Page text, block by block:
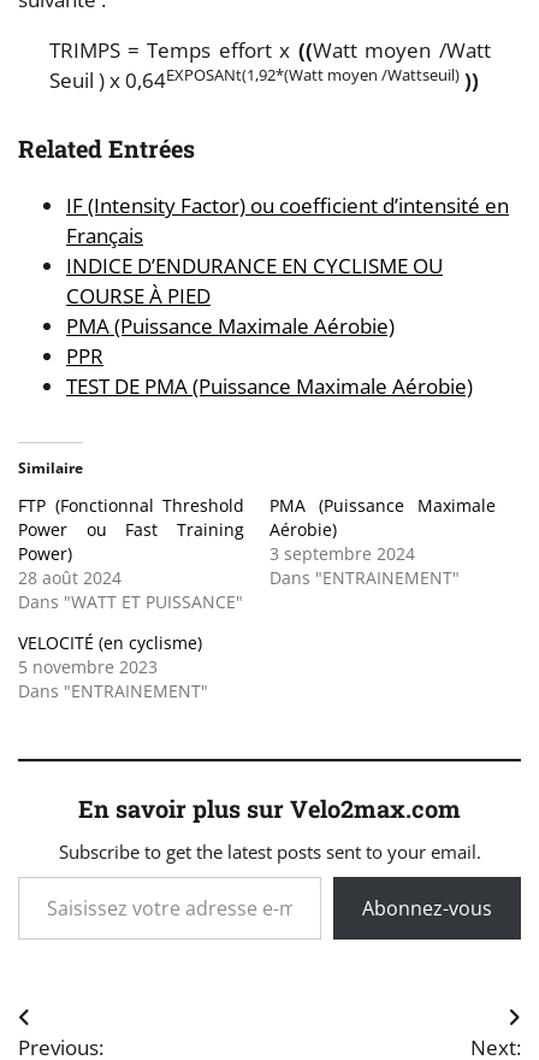
TRIMPS = Temps effort x ((Watt moyen /Watt
Seuil ) x 0,64EXPOSANt(1,92*(Watt moyen /Wattseuil)))
Related Entrées
IF (Intensity Factor) ou coefficient d’intensité en
Français
INDICE D’ENDURANCE EN CYCLISME OU
COURSE À PIED
PMA (Puissance Maximale Aérobie)
PPR
TEST DE PMA (Puissance Maximale Aérobie)
Similaire
FTP (Fonctionnal Threshold
Power ou Fast Training
Power)
28 août 2024
Dans "WATT ET PUISSANCE"
PMA (Puissance Maximale
Aérobie)
3 septembre 2024
Dans "ENTRAINEMENT"
VELOCITÉ (en cyclisme)
5 novembre 2023
Dans "ENTRAINEMENT"
En savoir plus sur Velo2max.com
Subscribe to get the latest posts sent to your email.
Saisissez votre adresse e-mail…
Abonnez-vous
Navigation
Previous: Next: